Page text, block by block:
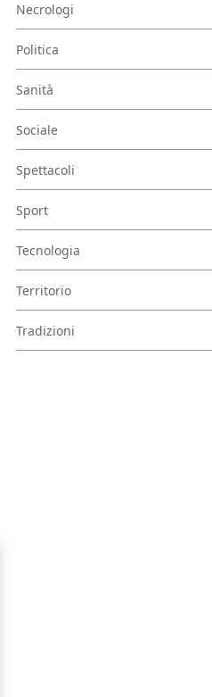
Necrologi
Politica
Sanità
Sociale
Spettacoli
Sport
Tecnologia
Territorio
Tradizioni